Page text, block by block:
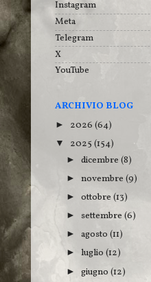
Instagram
Meta
Telegram
X
YouTube
ARCHIVIO BLOG
► 2026 (64)
▼ 2025 (154)
► dicembre (8)
► novembre (9)
► ottobre (13)
► settembre (6)
► agosto (11)
► luglio (12)
► giugno (12)